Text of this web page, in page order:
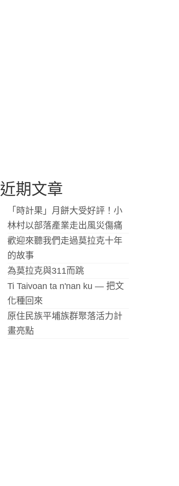
近期文章
「時計果」月餅大受好評！小
林村以部落產業走出風災傷痛
歡迎來聽我們走過莫拉克十年
的故事
為莫拉克與311而跳
Ti Taivoan ta n'nan ku — 把文
化種回來
原住民族平埔族群聚落活力計
畫亮點